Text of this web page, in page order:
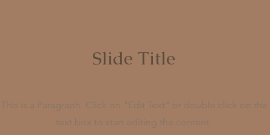
Slide Title
This is a Paragraph. Click on "Edit Text" or double click on the
text box to start editing the content.